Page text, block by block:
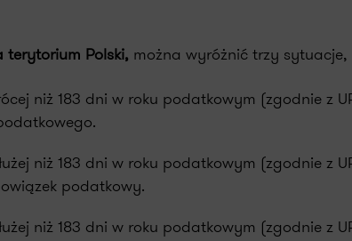
Polski, można wyróżnić trzy
niż 183 dni w roku podatkowym (zgodnie z
niż 183 dni w roku podatkowym (zgodnie z
podatkowy.
niż 183 dni w roku podatkowym (zgodnie z